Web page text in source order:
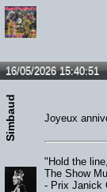
16/05/2026 15:40:51
Simbaud Joyeux
"Hold the
The Show
- Prix Janick